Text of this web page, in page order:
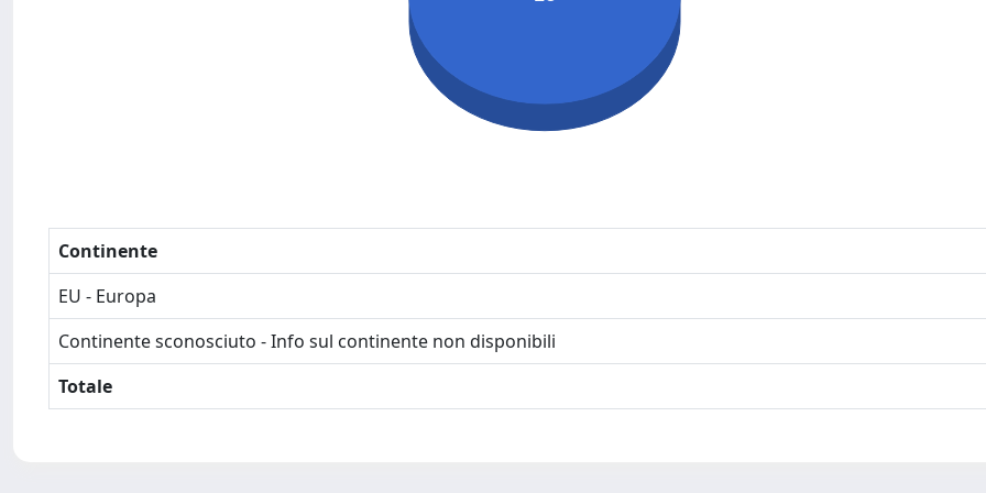
Continente
EU - Europa
Continente sconosciuto - Info sul continente non disponibili
Totale